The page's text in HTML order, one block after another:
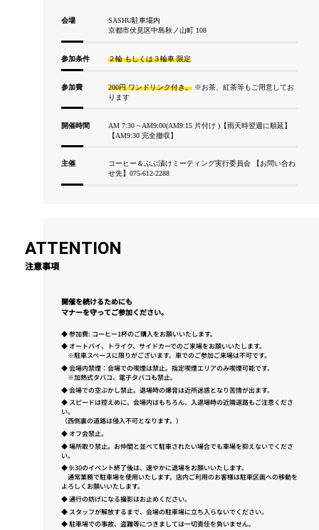
会場
SASHU駐車場内
京都市伏見区中島秋ノ山町 108
参加条件 ２輪 もしくは３輪車 限定
参加費 200円 ワンドリンク付き。 ※お茶、紅茶等もご用意してお
ります
開催時間
AM 7:30 ~ AM9:00(AM9:15 片付け )【雨天時翌週に順延】
【AM9:30 完全撤収】
主催
コーヒー＆ぶぶ漬けミーティング実行委員会 【お問い合わ
せ先】075-612-2288
ATTENTION
注意事項
開催を続けるためにも
マナーを守ってご参加ください。
◆ 参加費: コーヒー1杯のご購入をお願いいたします。
◆ オートバイ、トライク、サイドカーでのご来場をお願いいたします。
※駐車スペースに限りがございます。車でのご参加ご来場は不可です。
◆ 会場内禁煙：会場での喫煙は禁止。指定喫煙エリアのみ喫煙可能です。
※加熱式タバコ、電子タバコも禁止。
◆ 会場での空ぶかし禁止。退場時の爆音は近所迷惑となり苦情が出ます。
◆ スピードは控えめに。会場内はもちろん、入退場時の近隣道路もご注意くださ
い。
（西側裏の道路は侵入不可となります。）
◆ オフ会禁止。
◆ 場所取り禁止。お仲間と並べて駐車されたい場合でも車場を抑えないでくださ
い。
◆ 9:30のイベント終了後は、速やかに退場をお願いいたします。
通常業務で駐車場を使用いたします。店内ご利用のお客様は駐車区画への移動を
よろしくお願いいたします。
◆ 通行の妨げになる撮影はお止めください。
◆ スタッフが解放するまで、会場の駐車場に立ち入らないでください。
◆ 駐車場での事故、盗難等につきましては一切責任を負いません。